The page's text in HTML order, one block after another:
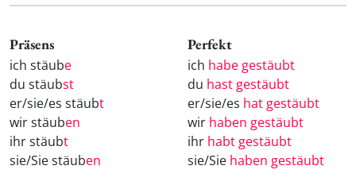
Präsens
ich stäube
du stäubst
er/sie/es stäubt
wir stäuben
ihr stäubt
sie/Sie stäuben
Perfekt
ich habe gestäubt
du hast gestäubt
er/sie/es hat gestäubt
wir haben gestäubt
ihr habt gestäubt
sie/Sie haben gestäubt